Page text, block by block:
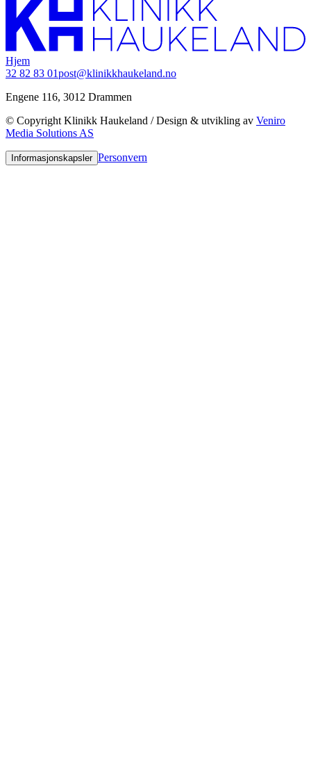
Hjem
32 82 83 01post@klinikkhaukeland.no
Engene 116, 3012 Drammen
© Copyright Klinikk Haukeland / Design & utvikling av Veniro
Media Solutions AS
Informasjonskapsler Personvern